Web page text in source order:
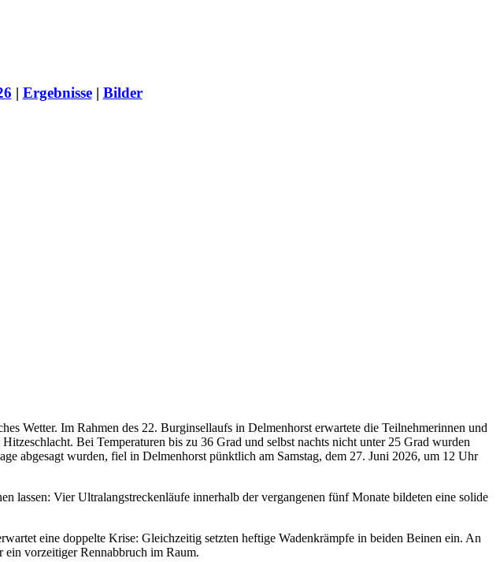
| Ergebnisse| Bilder
Wetter. Im Rahmen des 22. Burginsellaufs in Delmenhorst erwartete die Teilnehmerinnen und
Bei Temperaturen bis zu 36 Grad und selbst nachts nicht unter 25 Grad wurden
abgesagt wurden, fiel in Delmenhorst pünktlich am Samstag, dem 27. Juni 2026, um 12 Uhr
lassen: Vier Ultralangstreckenläufe innerhalb der vergangenen fünf Monate bildeten eine solide
eine doppelte Krise: Gleichzeitig setzten heftige Wadenkrämpfe in beiden Beinen ein. An
ein vorzeitiger Rennabbruch im Raum.